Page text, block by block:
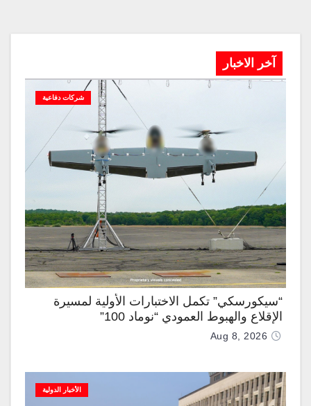
آخر الاخبار
شركات دفاعية
“سيكورسكي” تكمل الاختبارات الأولية لمسيرة
الإقلاع والهبوط العمودي “نوماد 100”
Aug 8, 2026
الأخبار الدولية